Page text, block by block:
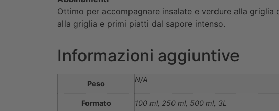
Ottimo per accompagnare insalate e verdure alla
alla griglia e primi piatti dal sapore intenso.
Informazioni aggiuntive
Peso N/A
Formato 100 ml, 250 ml, 500 ml, 3L